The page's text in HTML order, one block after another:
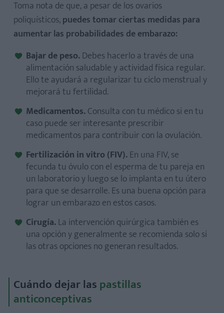
Toma nota de que, a pesar de los ovarios
poliquísticos,puedes tomar ciertas medidas para
aumentar las probabilidades de embarazo:
Bajar de peso.Debes hacerlo a través de una
alimentación saludable y actividad física regular.
Ello te ayudará a regularizar tu ciclo menstrual y
mejorará tu fertilidad.
Medicamentos.Consulta con tu médico si en tu
caso puede ser interesante prescribir
medicamentos para contribuir con la ovulación.
Fertilización in vitro (FIV).En una FIV, se
fecunda tu óvulo con el esperma de tu pareja en
un laboratorio y luego se lo implanta en tu útero
para que se desarrolle. Es una buena opción para
lograr un embarazo en estos casos.
Cirugía.La intervención quirúrgica también es
una opción y generalmente se recomienda solo si
las otras opciones no generan resultados.
Cuándo dejar laspastillas
anticonceptivas